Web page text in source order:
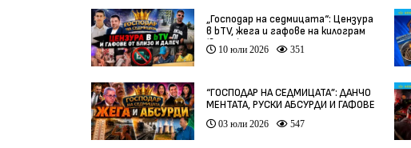
„Господар на седмицата“: Цензура
в bTV, жега и гафове на килограм
(видео)
10 юли 2026 351
“ГОСПОДАР НА СЕДМИЦАТА”: ДАНЧО
МЕНТАТА, РУСКИ АБСУРДИ И ГАФОВЕ
ОТ ЦЯЛ СВЯТ
03 юли 2026 547